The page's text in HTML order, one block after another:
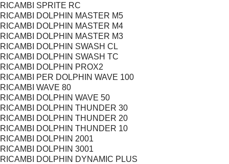
RICAMBI SPRITE RC
RICAMBI DOLPHIN MASTER M5
RICAMBI DOLPHIN MASTER M4
RICAMBI DOLPHIN MASTER M3
RICAMBI DOLPHIN SWASH CL
RICAMBI DOLPHIN SWASH TC
RICAMBI DOLPHIN PROX2
RICAMBI PER DOLPHIN WAVE 100
RICAMBI WAVE 80
RICAMBI DOLPHIN WAVE 50
RICAMBI DOLPHIN THUNDER 30
RICAMBI DOLPHIN THUNDER 20
RICAMBI DOLPHIN THUNDER 10
RICAMBI DOLPHIN 2001
RICAMBI DOLPHIN 3001
RICAMBI DOLPHIN DYNAMIC PLUS